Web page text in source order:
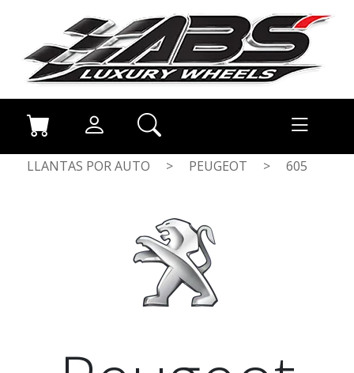
LLANTAS POR AUTO > PEUGEOT > 605